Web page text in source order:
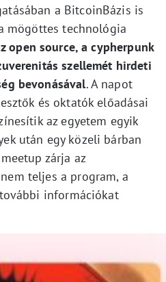
a BitcoinBázis is
mögöttes technológia
open source, a cypherpunk
szellemét hirdeti
bevonásával. A napot
és oktatók előadásai
az egyetem egyik
után egy közeli bárban
zárja az
teljes a program, a
információkat